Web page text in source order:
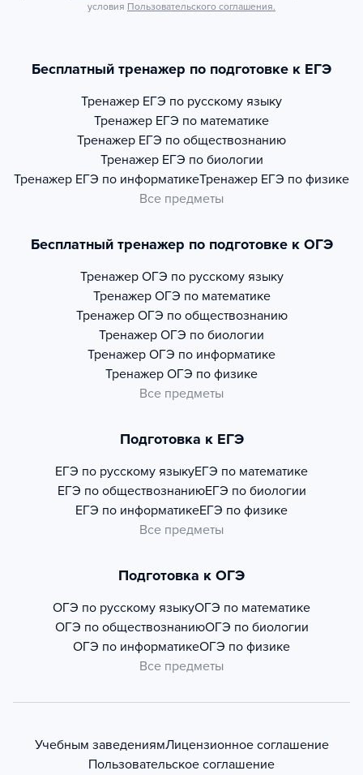
условия Пользовательского соглашения.
Бесплатный тренажер по подготовке к ЕГЭ
Тренажер ЕГЭ по русскому языку
Тренажер ЕГЭ по математике
Тренажер ЕГЭ по обществознанию
Тренажер ЕГЭ по биологии
Тренажер ЕГЭ по информатикеТренажер ЕГЭ по физике
Все предметы
Бесплатный тренажер по подготовке к ОГЭ
Тренажер ОГЭ по русскому языку
Тренажер ОГЭ по математике
Тренажер ОГЭ по обществознанию
Тренажер ОГЭ по биологии
Тренажер ОГЭ по информатике
Тренажер ОГЭ по физике
Все предметы
Подготовка к ЕГЭ
ЕГЭ по русскому языкуЕГЭ по математике
ЕГЭ по обществознаниюЕГЭ по биологии
ЕГЭ по информатикеЕГЭ по физике
Все предметы
Подготовка к ОГЭ
ОГЭ по русскому языкуОГЭ по математике
ОГЭ по обществознаниюОГЭ по биологии
ОГЭ по информатикеОГЭ по физике
Все предметы
Учебным заведениямЛицензионное соглашение
Пользовательское соглашение